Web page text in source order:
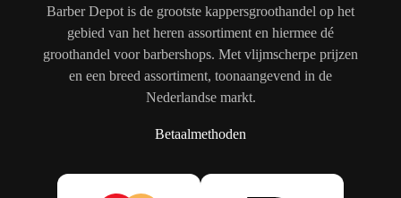
Barber Depot is de grootste kappersgroothandel op het
gebied van het heren assortiment en hiermee dé
groothandel voor barbershops. Met vlijmscherpe prijzen
en een breed assortiment, toonaangevend in de
Nederlandse markt.
Betaalmethoden